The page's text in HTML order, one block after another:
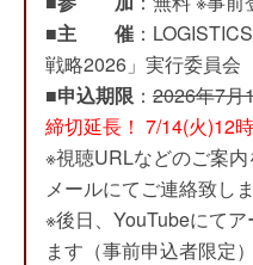
■主 催 ：
戦略2026」実行委員会
■申込期限 ： 2026年7月
締切延長！ 7/14(火)12
※視聴URLなどのご案
メールにてご連絡致し
※後日、YouTubeにて
ます（事前申込者限定）